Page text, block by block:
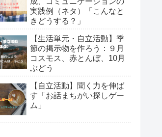
実践例（ネタ）「こんなと
きどうする？」
【生活単元・自立活動】季
節の掲示物を作ろう：９月
コスモス、赤とんぼ、10月
ぶどう
【自立活動】聞く力を伸ば
す「お話まちがい探しゲー
ム」